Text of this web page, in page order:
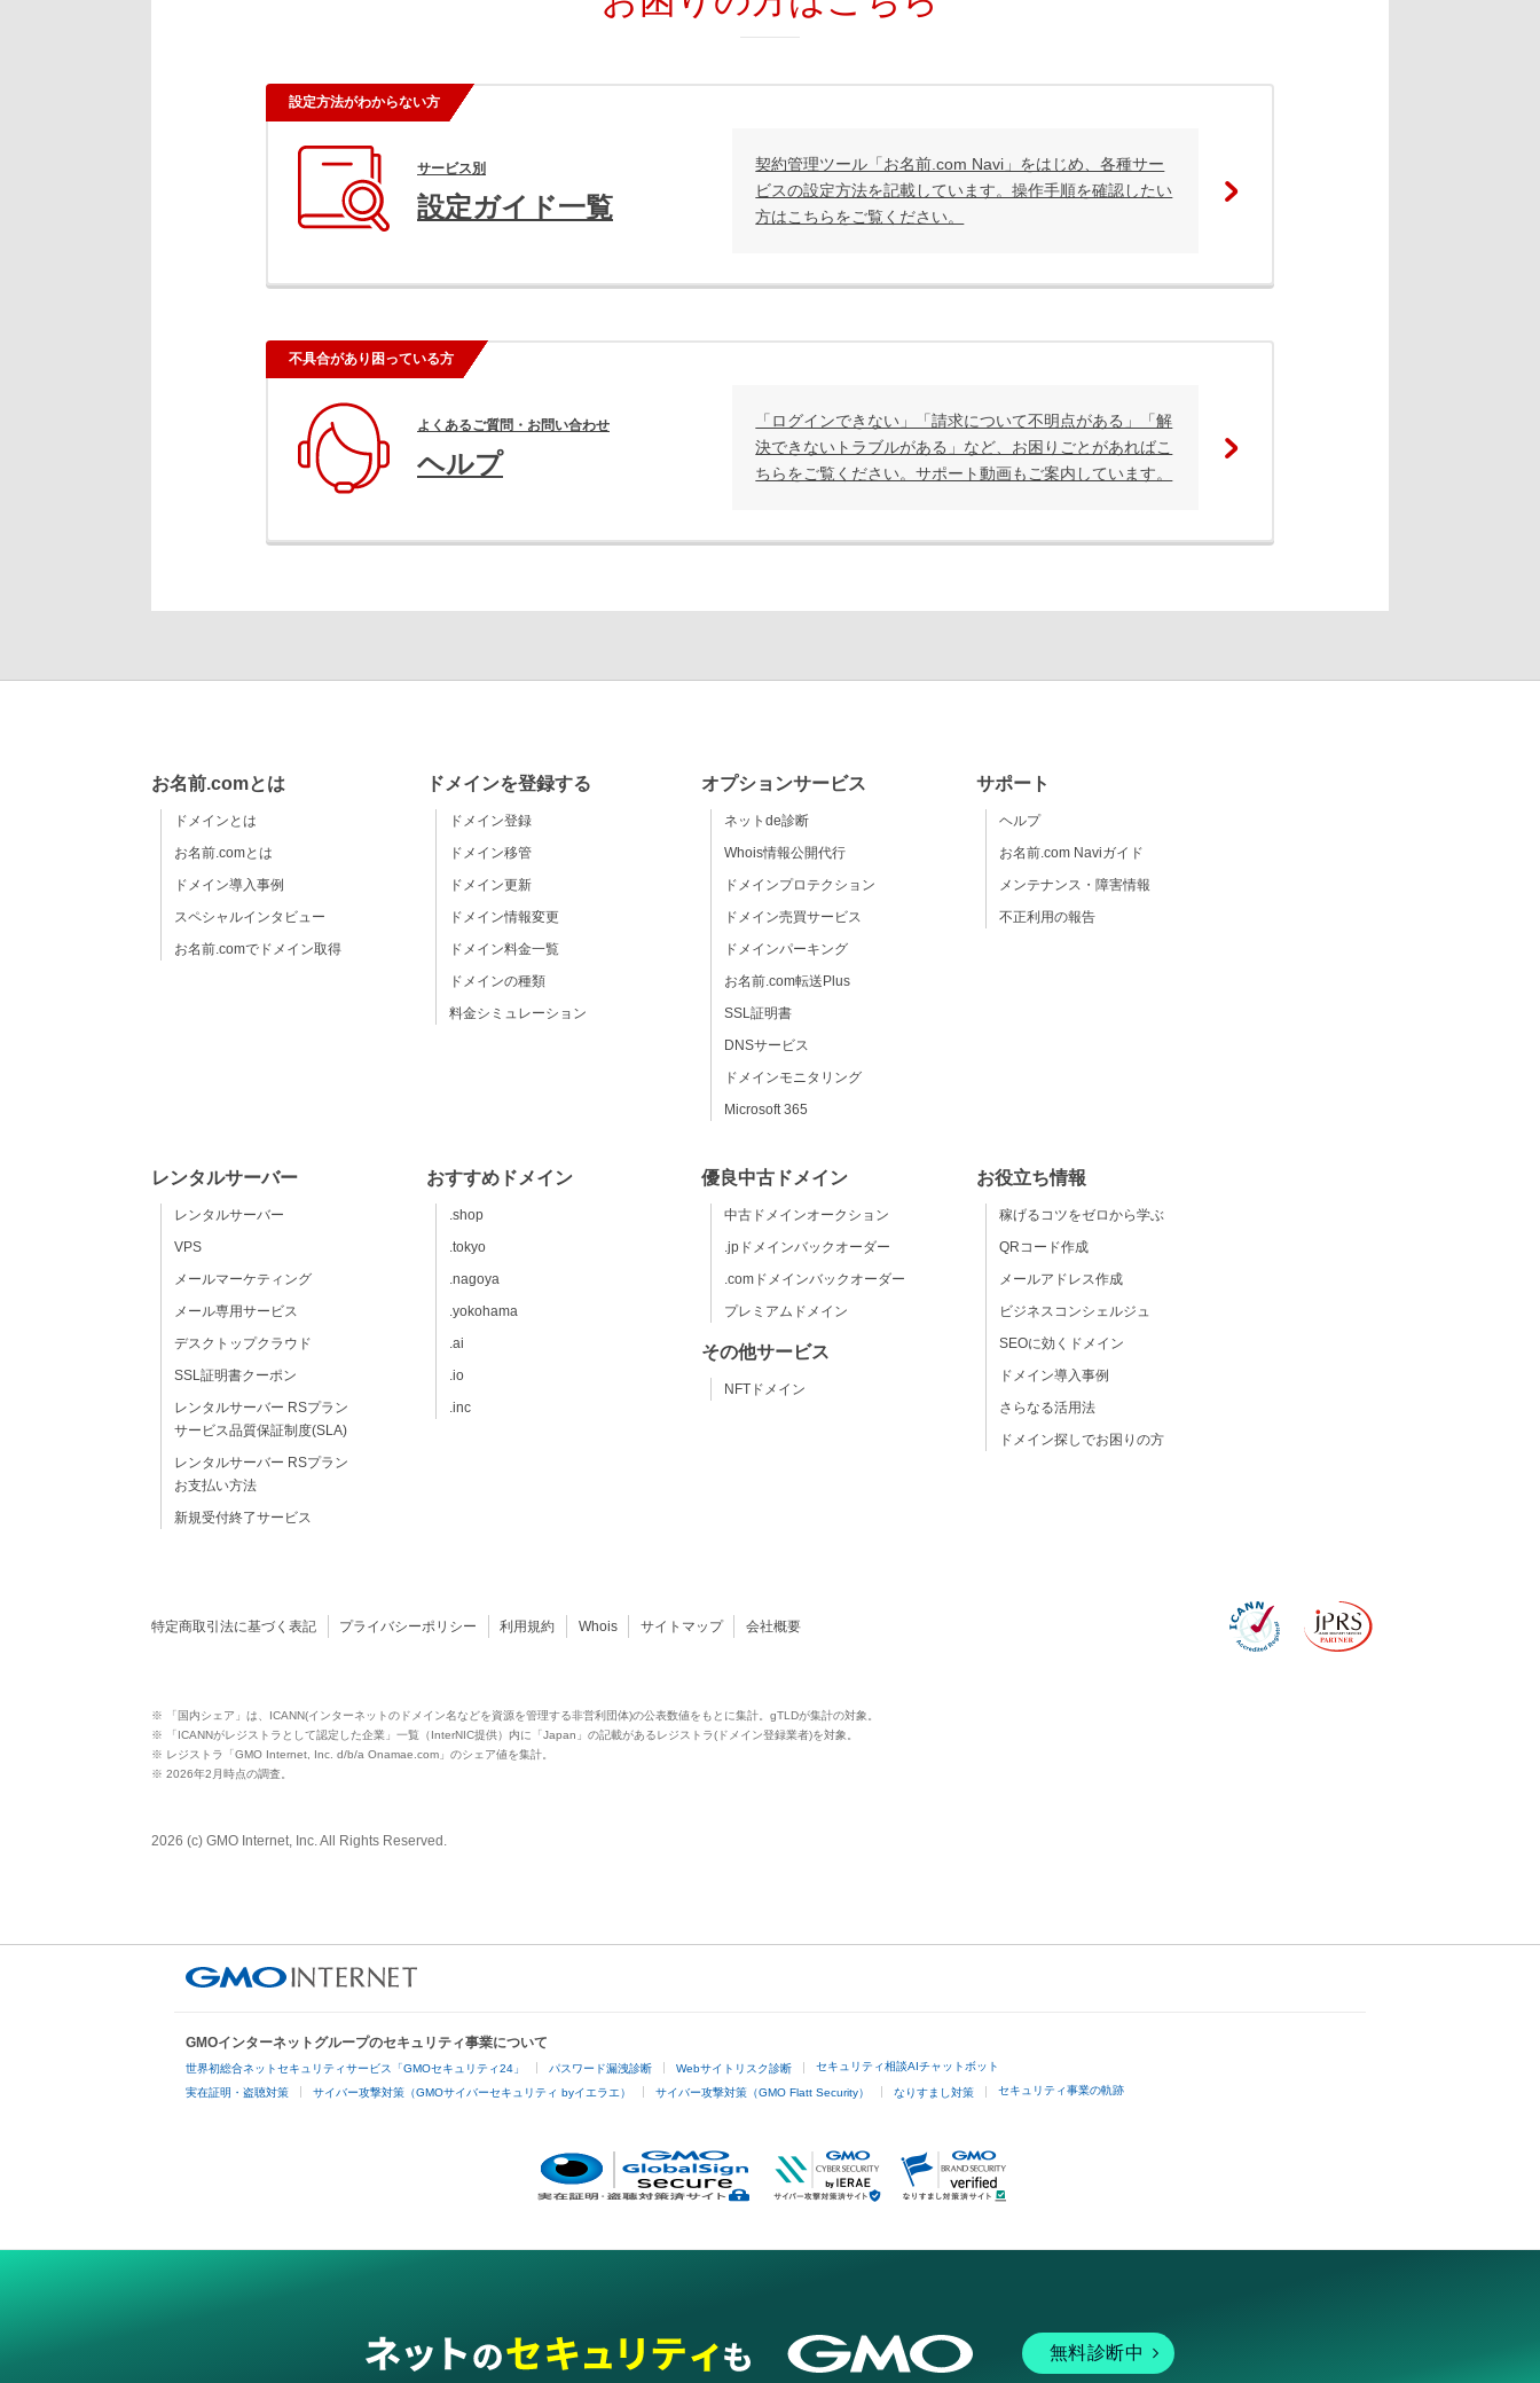
設定方法がわからない方
サービス別
設定ガイド一覧
契約管理ツール「お名前.com Navi」をはじめ、各種サー
ビスの設定方法を記載しています。操作手順を確認したい
方はこちらをご覧ください。
不具合があり困っている方
よくあるご質問・お問い合わせ
ヘルプ
「ログインできない」「請求について不明点がある」「解
決できないトラブルがある」など、お困りごとがあればこ
ちらをご覧ください。サポート動画もご案内しています。
お名前.comとは
ドメインとは
お名前.comとは
ドメイン導入事例
スペシャルインタビュー
お名前.comでドメイン取得
ドメインを登録する
ドメイン登録
ドメイン移管
ドメイン更新
ドメイン情報変更
ドメイン料金一覧
ドメインの種類
料金シミュレーション
オプションサービス
ネットde診断
Whois情報公開代行
ドメインプロテクション
ドメイン売買サービス
ドメインパーキング
お名前.com転送Plus
SSL証明書
DNSサービス
ドメインモニタリング
Microsoft 365
サポート
ヘルプ
お名前.com Naviガイド
メンテナンス・障害情報
不正利用の報告
レンタルサーバー
レンタルサーバー
VPS
メールマーケティング
メール専用サービス
デスクトップクラウド
SSL証明書クーポン
レンタルサーバー RSプラン
サービス品質保証制度(SLA)
レンタルサーバー RSプラン
お支払い方法
新規受付終了サービス
おすすめドメイン
.shop
.tokyo
.nagoya
.yokohama
.ai
.io
.inc
優良中古ドメイン
中古ドメインオークション
.jpドメインバックオーダー
.comドメインバックオーダー
プレミアムドメイン
その他サービス
NFTドメイン
お役立ち情報
稼げるコツをゼロから学ぶ
QRコード作成
メールアドレス作成
ビジネスコンシェルジュ
SEOに効くドメイン
ドメイン導入事例
さらなる活用法
ドメイン探しでお困りの方
特定商取引法に基づく表記 プライバシーポリシー 利用規約 Whois サイトマップ 会社概要
※ 「国内シェア」は、ICANN(インターネットのドメイン名などを資源を管理する非営利団体)の公表数値をもとに集計。gTLDが集計の対象。
※ 「ICANNがレジストラとして認定した企業」一覧（InterNIC提供）内に「Japan」の記載があるレジストラ(ドメイン登録業者)を対象。
※ レジストラ「GMO Internet, Inc. d/b/a Onamae.com」のシェア値を集計。
※ 2026年2月時点の調査。
2026 (c) GMO Internet, Inc. All Rights Reserved.
GMOインターネットグループのセキュリティ事業について
世界初総合ネットセキュリティサービス「GMOセキュリティ24」 パスワード漏洩診断 Webサイトリスク診断 セキュリティ相談AIチャットボット
実在証明・盗聴対策 サイバー攻撃対策（GMOサイバーセキュリティ byイエラエ） サイバー攻撃対策（GMO Flatt Security） なりすまし対策 セキュリティ事業の軌跡
無料診断中